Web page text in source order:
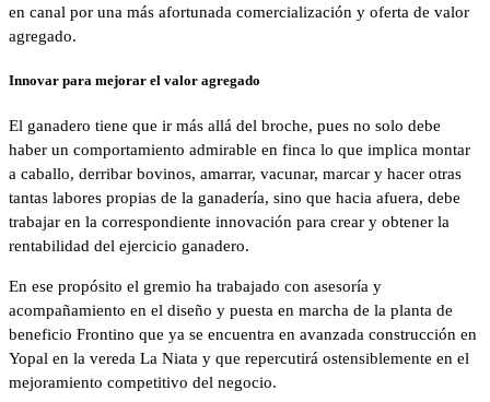
en canal por una más afortunada comercialización y oferta de valor
agregado.
Innovar para mejorar el valor agregado
El ganadero tiene que ir más allá del broche, pues no solo debe
haber un comportamiento admirable en finca lo que implica montar
a caballo, derribar bovinos, amarrar, vacunar, marcar y hacer otras
tantas labores propias de la ganadería, sino que hacia afuera, debe
trabajar en la correspondiente innovación para crear y obtener la
rentabilidad del ejercicio ganadero.
En ese propósito el gremio ha trabajado con asesoría y
acompañamiento en el diseño y puesta en marcha de la planta de
beneficio Frontino que ya se encuentra en avanzada construcción en
Yopal en la vereda La Niata y que repercutirá ostensiblemente en el
mejoramiento competitivo del negocio.